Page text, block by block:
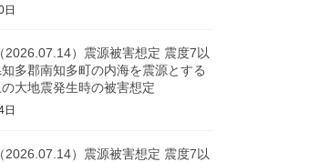
日
2026.07.14）震源被害想定 震度7以
多郡南知多町の内海を震源とする
大地震発生時の被害想定
日
2026.07.14）震源被害想定 震度7以